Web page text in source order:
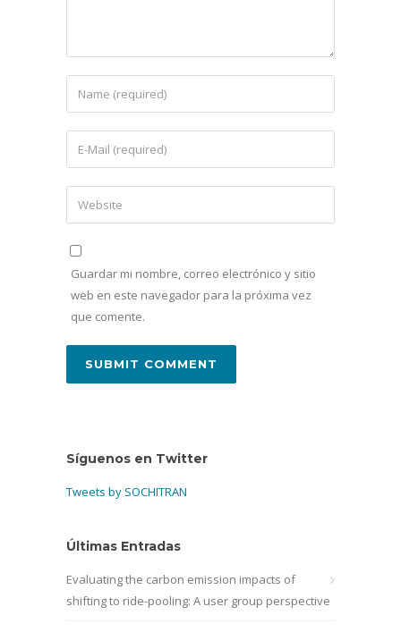
Guardar mi nombre, correo electrónico y sitio
web en este navegador para la próxima vez
que comente.
Síguenos en Twitter
Tweets by SOCHITRAN
Últimas Entradas
Evaluating the carbon emission impacts of
shifting to ride-pooling: A user group perspective